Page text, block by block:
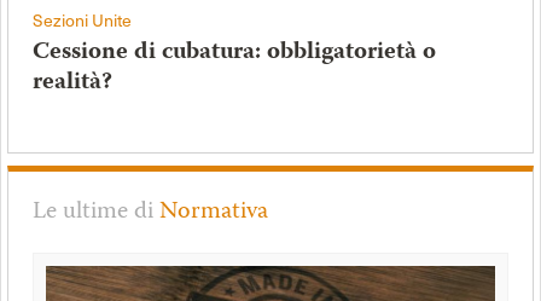
Sezioni Unite
Cessione di cubatura: obbligatorietà o
realità?
Le ultime diNormativa